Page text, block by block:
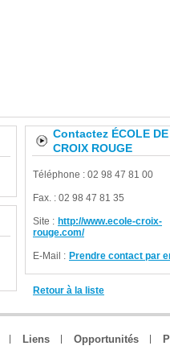
Contactez ÉCOLE
CROIX ROUGE
Téléphone : 02 98 47 81 00
Fax. : 02 98 47 81 35
Site : http://www.ecole-croix-
rouge.com/
E-Mail : Prendre contact par
Retour à la liste
Liens Opportunités